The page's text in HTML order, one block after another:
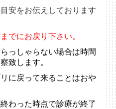
安をお伝えしております
でにお戻り下さい。
っしゃらない場合は時間
致します。
に戻って来ることはおや
わった時点で診療が終了